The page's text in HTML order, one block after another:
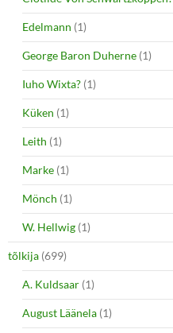
Edelmann (1)
George Baron Duherne (1)
Iuho Wixta? (1)
Küken (1)
Leith (1)
Marke (1)
Mönch (1)
W. Hellwig (1)
tõlkija (699)
A. Kuldsaar (1)
August Läänela (1)